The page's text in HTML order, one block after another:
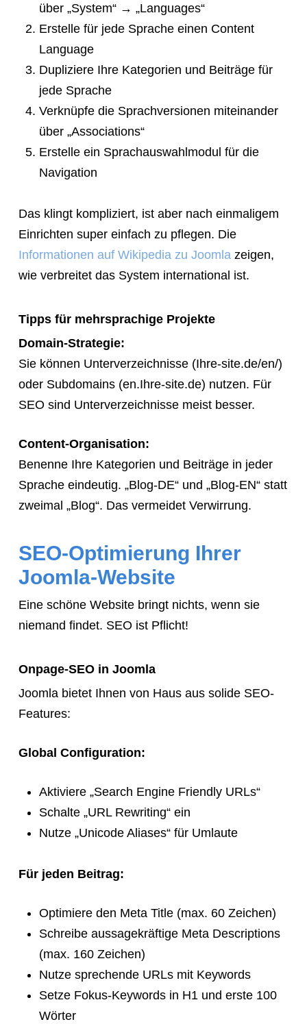
über „System“ → „Languages“
Erstelle für jede Sprache einen Content
Language
Dupliziere Ihre Kategorien und Beiträge für
jede Sprache
Verknüpfe die Sprachversionen miteinander
über „Associations“
Erstelle ein Sprachauswahlmodul für die
Navigation
Das klingt kompliziert, ist aber nach einmaligem
Einrichten super einfach zu pflegen. Die
Informationen auf Wikipedia zu Joomlazeigen,
wie verbreitet das System international ist.
Tipps für mehrsprachige Projekte
Domain-Strategie:
Sie können Unterverzeichnisse (Ihre-site.de/en/)
oder Subdomains (en.Ihre-site.de) nutzen. Für
SEO sind Unterverzeichnisse meist besser.
Content-Organisation:
Benenne Ihre Kategorien und Beiträge in jeder
Sprache eindeutig. „Blog-DE“ und „Blog-EN“ statt
zweimal „Blog“. Das vermeidet Verwirrung.
SEO-Optimierung Ihrer
Joomla-Website
Eine schöne Website bringt nichts, wenn sie
niemand findet. SEO ist Pflicht!
Onpage-SEO in Joomla
Joomla bietet Ihnen von Haus aus solide SEO-
Features:
Global Configuration:
Aktiviere „Search Engine Friendly URLs“
Schalte „URL Rewriting“ ein
Nutze „Unicode Aliases“ für Umlaute
Für jeden Beitrag:
Optimiere den Meta Title (max. 60 Zeichen)
Schreibe aussagekräftige Meta Descriptions
(max. 160 Zeichen)
Nutze sprechende URLs mit Keywords
Setze Fokus-Keywords in H1 und erste 100
Wörter